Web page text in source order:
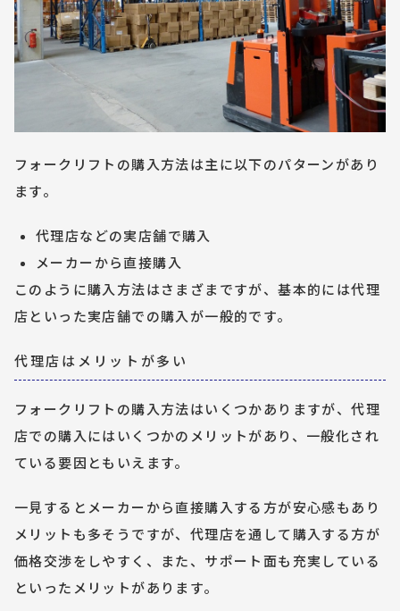
フォークリフトの購入方法は主に以下のパターンがあり
ます。
代理店などの実店舗で購入
メーカーから直接購入
このように購入方法はさまざまですが、基本的には代理
店といった実店舗での購入が一般的です。
代理店はメリットが多い
フォークリフトの購入方法はいくつかありますが、代理
店での購入にはいくつかのメリットがあり、一般化され
ている要因ともいえます。
一見するとメーカーから直接購入する方が安心感もあり
メリットも多そうですが、代理店を通して購入する方が
価格交渉をしやすく、また、サポート面も充実している
といったメリットがあります。